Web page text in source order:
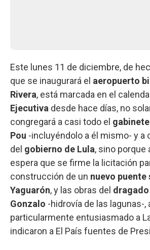
Este lunes 11 de diciembre, de
que se inaugurará el aeropuerto
Rivera, está marcada en el
Ejecutiva desde hace días, no
congregará a casi todo el
Pou -incluyéndolo a él mismo- y a
del gobierno de Lula, sino porque
espera que se firme la licitación
construcción de un nuevo puente
Yaguarón, y las obras del
Gonzalo -hidrovía de las lagunas-,
particularmente entusiasmado a
indicaron a El País fuentes de